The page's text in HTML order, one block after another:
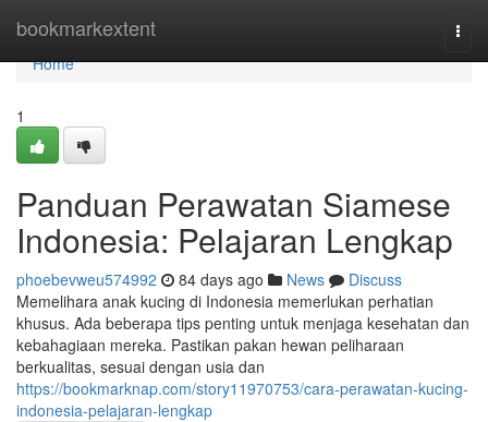
bookmarkextent
Home
Home
1
Panduan Perawatan Siamese
Indonesia: Pelajaran Lengkap
phoebevweu574992 84 days ago News
Discuss
Memelihara anak kucing di Indonesia memerlukan perhatian
khusus. Ada beberapa tips penting untuk menjaga kesehatan dan
kebahagiaan mereka. Pastikan pakan hewan peliharaan
berkualitas, sesuai dengan usia dan
https://bookmarknap.com/story11970753/cara-perawatan-kucing-
indonesia-pelajaran-lengkap